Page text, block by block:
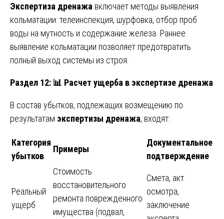
Экспертиза дренажа включает методы выявления
кольматации: телеинспекция, шурфовка, отбор проб
воды на мутность и содержание железа. Раннее
выявление кольматации позволяет предотвратить
полный выход системы из строя.
Раздел 12: 📊 Расчет ущерба в экспертизе дренажа
В состав убытков, подлежащих возмещению по
результатам экспертизы дренажа, входят:
Категория
убытков
Примеры
Документальное
подтверждение
Реальный
ущерб
Стоимость
восстановительного
ремонта поврежденного
имущества (подвал,
Смета, акт
осмотра,
заключение